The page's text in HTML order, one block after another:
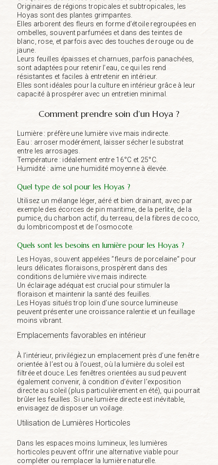
Originaires de régions tropicales et subtropicales, les
Hoyas sont des plantes grimpantes.
Elles arborent des fleurs en forme d’étoile regroupées en
ombelles, souvent parfumées et dans des teintes de
blanc, rose, et parfois avec des touches de rouge ou de
jaune.
Leurs feuilles épaisses et charnues, parfois panachées,
sont adaptées pour retenir l’eau, ce qui les rend
résistantes et faciles à entretenir en intérieur.
Elles sont idéales pour la culture en intérieur grâce à leur
capacité à prospérer avec un entretien minimal.
Comment prendre soin d’un Hoya ?
Lumière : préfère une lumière vive mais indirecte.
Eau : arroser modérément, laisser sécher le substrat
entre les arrosages.
Température : idéalement entre 16°C et 25°C.
Humidité : aime une humidité moyenne à élevée.
Quel type de sol pour les Hoyas ?
Utilisez un mélange léger, aéré et bien drainant, avec par
exemple des écorces de pin maritime, de la perlite, de la
pumice, du charbon actif, du terreau, de la fibres de coco,
du lombricompost et de l’osmocote.
Quels sont les besoins en lumière pour les Hoyas ?
Les Hoyas, souvent appelées “fleurs de porcelaine” pour
leurs délicates floraisons, prospèrent dans des
conditions de lumière vive mais indirecte.
Un éclairage adéquat est crucial pour stimuler la
floraison et maintenir la santé des feuilles.
Les Hoyas situés trop loin d’une source lumineuse
peuvent présenter une croissance ralentie et un feuillage
moins vibrant.
Emplacements favorables en intérieur
À l’intérieur, privilégiez un emplacement près d’une fenêtre
orientée à l’est ou à l’ouest, où la lumière du soleil est
filtrée et douce. Les fenêtres orientées au sud peuvent
également convenir, à condition d’éviter l’exposition
directe au soleil (plus particulièrement en été), qui pourrait
brûler les feuilles. Si une lumière directe est inévitable,
envisagez de disposer un voilage.
Utilisation de Lumières Horticoles
Dans les espaces moins lumineux, les lumières
horticoles peuvent offrir une alternative viable pour
compléter ou remplacer la lumière naturelle.